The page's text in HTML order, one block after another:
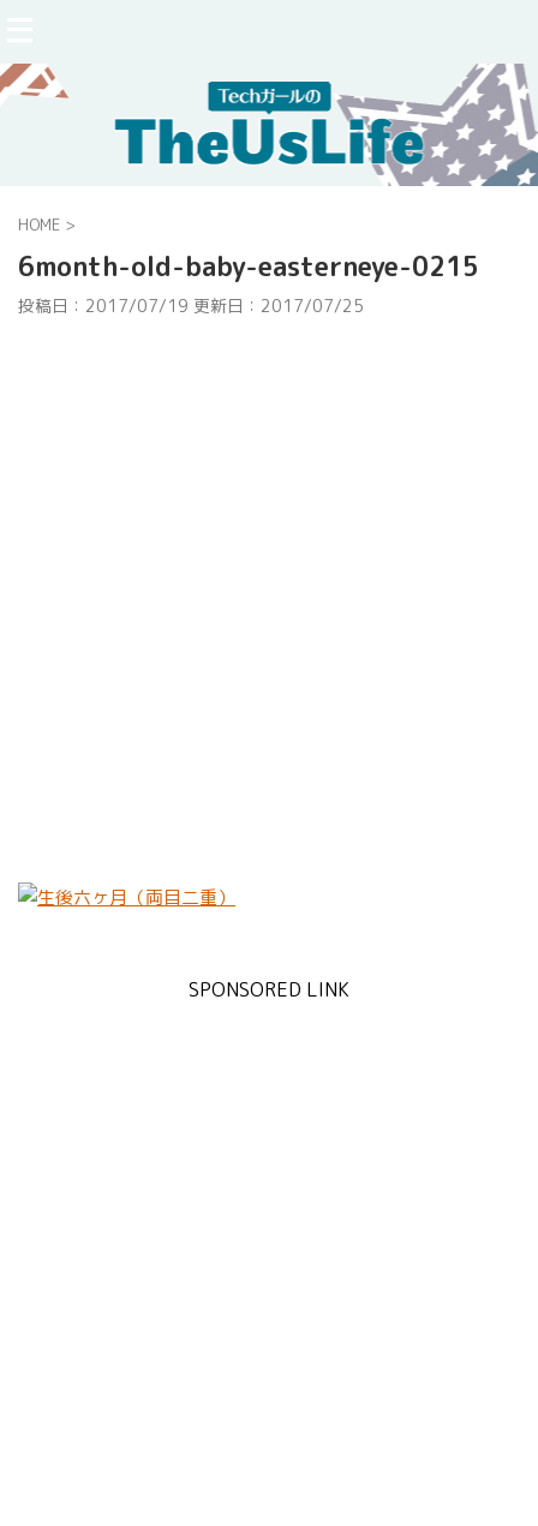
HOME >
6month-old-baby-easterneye-0215
投稿日：2017/07/19 更新日： 2017/07/25
SPONSORED LINK